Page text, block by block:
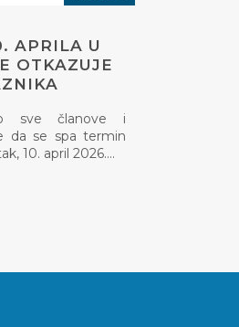
APRILA U
OTKAZUJE
sve članove i
da se spa termin
10. april 2026.…